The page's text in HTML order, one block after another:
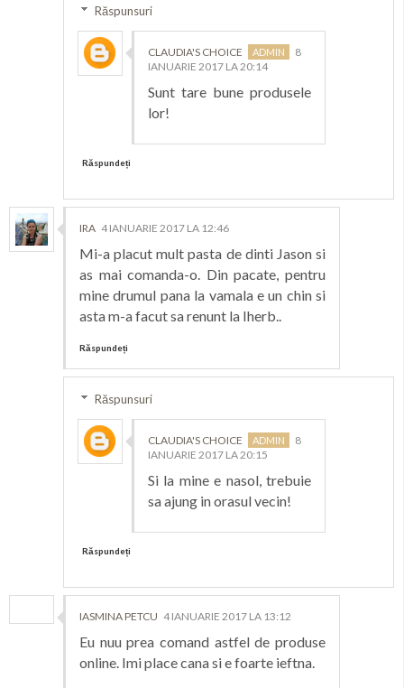
Răspunsuri
CLAUDIA'S CHOICE
8
IANUARIE 2017 LA 20:14
Sunt tare bune produsele
lor!
Răspundeți
IRA 4 IANUARIE 2017 LA 12:46
Mi-a placut mult pasta de dinti Jason si
as mai comanda-o. Din pacate, pentru
mine drumul pana la vamala e un chin si
asta m-a facut sa renunt la Iherb..
Răspundeți
Răspunsuri
CLAUDIA'S CHOICE
8
IANUARIE 2017 LA 20:15
Si la mine e nasol, trebuie
sa ajung in orasul vecin!
Răspundeți
IASMINA PETCU 4 IANUARIE 2017 LA 13:12
Eu nuu prea comand astfel de produse
online. Imi place cana si e foarte ieftna.